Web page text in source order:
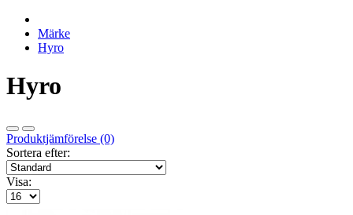
Märke
Hyro
Hyro
Produktjämförelse (0)
Sortera efter:
Visa: